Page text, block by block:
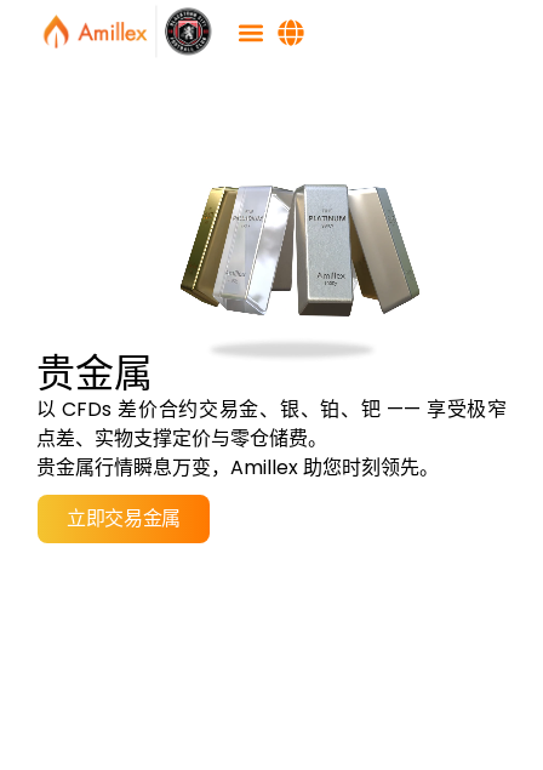
贵金属
以 CFDs 差价合约交易金、银、铂、钯 —— 享受极窄
点差、实物支撑定价与零仓储费。
贵金属行情瞬息万变，Amillex 助您时刻领先。
立即交易金属